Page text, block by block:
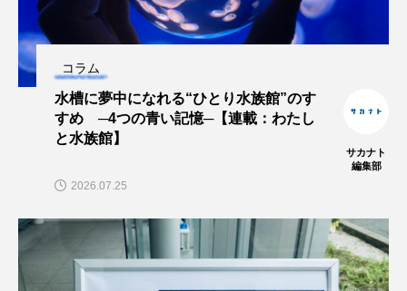
コラム
水槽に夢中になれる“ひとり水族館”のす
すめ ─4つの青い記憶─【連載：わたし
と水族館】
サカナト
編集部
2026.07.25